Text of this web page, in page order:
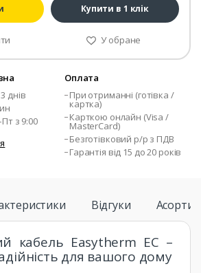
Купити в 1 клік
У обране
днів
з 9:00
Оплата
При отриманні (готівка /
картка)
Карткою онлайн (Visa /
MasterCard)
Безготівковий р/р з ПДВ
Гарантія від 15 до 20 років
Відгуки
кабель Easytherm EC –
для вашого дому